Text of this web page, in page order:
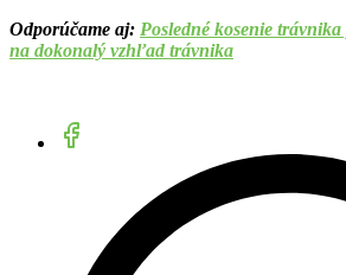
Odporúčame aj: Posledné kosenie
na dokonalý vzhľad trávnika